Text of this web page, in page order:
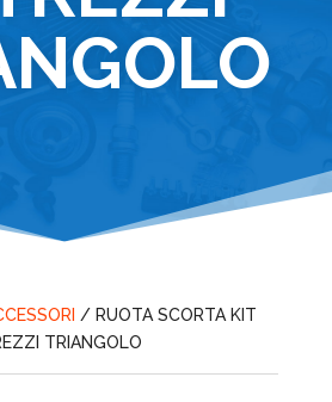
/ RUOTA SCORTA KIT
TRIANGOLO